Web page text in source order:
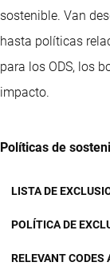
sostenible. Van
hasta políticas
para los ODS, los
impacto.
Políticas de
LISTA DE
POLÍTICA DE
RELEVANT CODES